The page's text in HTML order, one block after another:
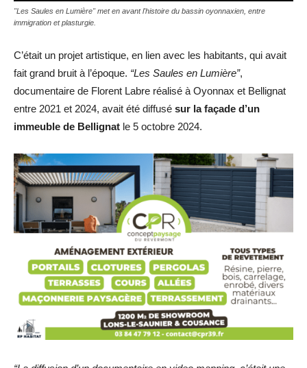
"Les Saules en Lumière" met en avant l'histoire du bassin oyonnaxien, entre
immigration et plasturgie.
C’était un projet artistique, en lien avec les habitants, qui avait
fait grand bruit à l’époque. “Les Saules en Lumière”,
documentaire de Florent Labre réalisé à Oyonnax et Bellignat
entre 2021 et 2024, avait été diffusé sur la façade d’un
immeuble de Bellignat le 5 octobre 2024.